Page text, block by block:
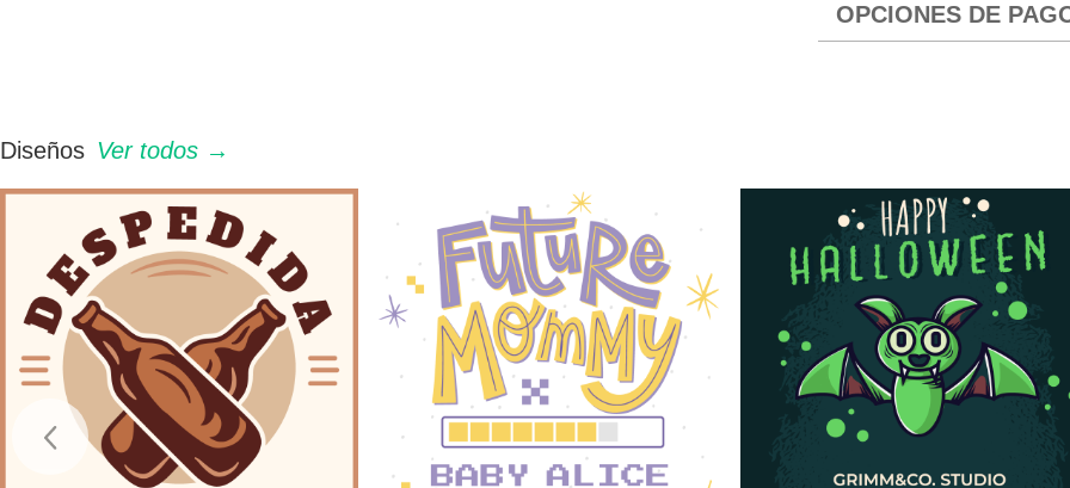
OPCIONES DE
Diseños Ver todos →